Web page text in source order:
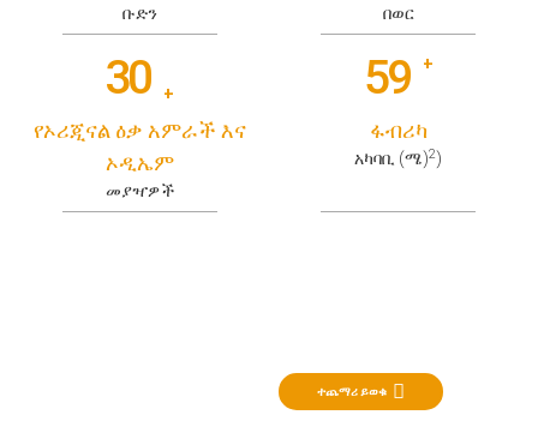
ቡድን በወር
30 +
የኦሪጂናል ዕቃ አምራች እና
ኦዲኤም
መያዣዎች
59 +
ፋብሪካ
አካባቢ (ሜ)2)
ተጨማሪ ይወቁ